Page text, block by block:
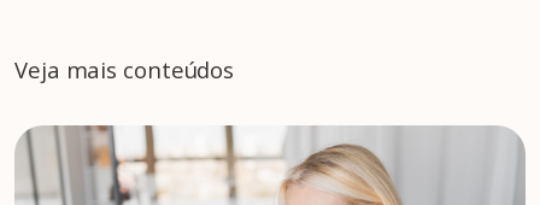
Veja mais conteúdos